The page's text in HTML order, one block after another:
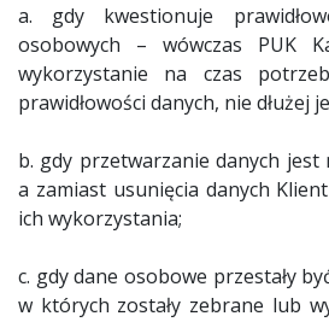
a. gdy kwestionuje
osobowych – wówczas PUK
wykorzystanie na czas
prawidłowości danych, nie dłużej
b. gdy przetwarzanie danych jest
a zamiast usunięcia danych
ich wykorzystania;
c. gdy dane osobowe przestały
w których zostały zebrane lub